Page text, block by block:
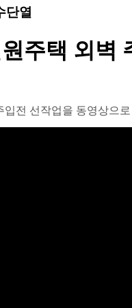
단열
주택 외벽
전 선작업을 동영상으